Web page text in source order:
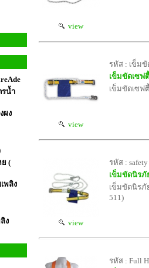
รน้ำ
ผง
ย (
พลิง
ง
view
view
รหัส : เข็ม
เข็มขัดเซฟ
เข็มขัดเซฟ
view
รหัส :
เข็มขัดนิร
เข็มขัดนิรภั
511)
รหัส : Full